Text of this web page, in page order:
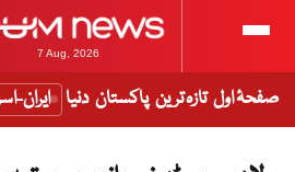
7 Aug, 2026
صفحۂ اول تازہ ترین پاکستان دنیا ایران-